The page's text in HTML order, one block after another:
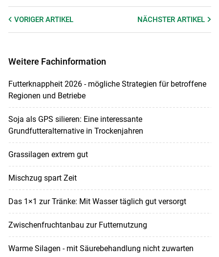
VORIGER ARTIKEL NÄCHSTERARTIKEL
Weitere Fachinformation
Futterknappheit 2026 - mögliche Strategien für betroffene
Regionen und Betriebe
Soja als GPS silieren: Eine interessante
Grundfutteralternative in Trockenjahren
Grassilagen extrem gut
Mischzug spart Zeit
Das 1×1 zur Tränke: Mit Wasser täglich gut versorgt
Zwischenfruchtanbau zur Futternutzung
Warme Silagen - mit Säurebehandlung nicht zuwarten